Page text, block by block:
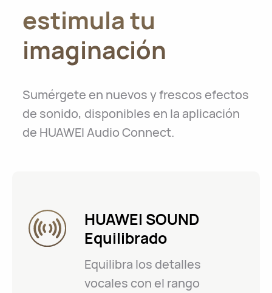
estimula tu
imaginación
Sumérgete en nuevos y frescos efectos
de sonido, disponibles en la aplicación
de HUAWEI Audio Connect.
HUAWEI SOUND
Equilibrado
Equilibra los detalles
vocales con el rango